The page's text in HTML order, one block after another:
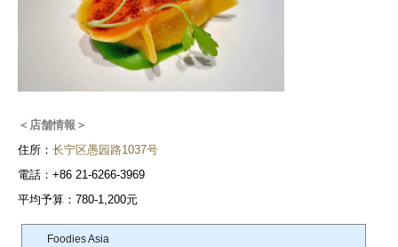
＜店舗情報＞
住所： 长宁区愚园路1037号
電話：+86 21-6266-3969
平均予算：780-1,200元
Foodies Asia